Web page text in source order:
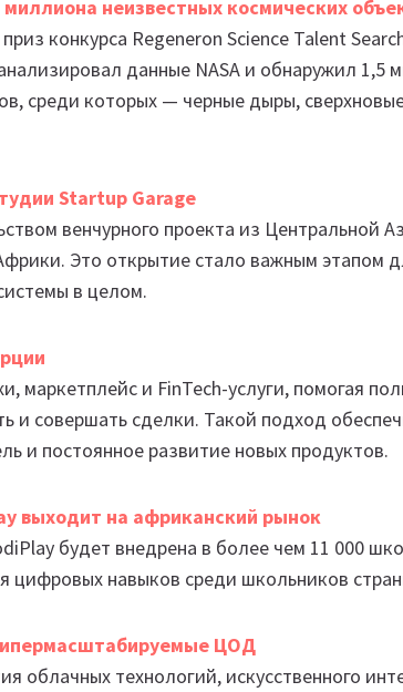
неизвестных космических
конкурса Regeneron Science Talent
данные NASA и обнаружил 1,5
среди которых — черные дыры,
Startup Garage
венчурного проекта из Центральной
Это открытие стало важным этапом
в целом.
маркетплейс и FinTech-услуги, помогая
и совершать сделки. Такой подход
и постоянное развитие новых продуктов.
выходит на африканский рынок
будет внедрена в более чем 11 000
цифровых навыков среди школьников
ЦОД
облачных технологий, искусственного